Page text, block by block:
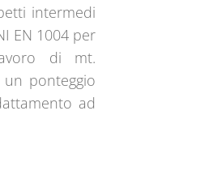
intermedi
EN 1004 per
di mt.
un ponteggio
ad